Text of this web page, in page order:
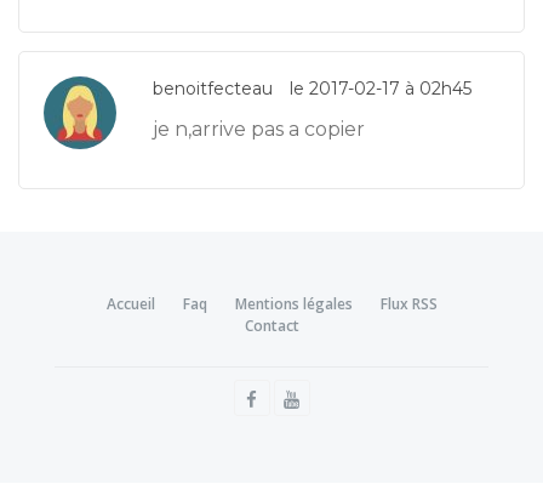
benoitfecteau le 2017-02-17 à 02h45
je n,arrive pas a copier
Accueil Faq Mentions légales
Flux RSS
Contact